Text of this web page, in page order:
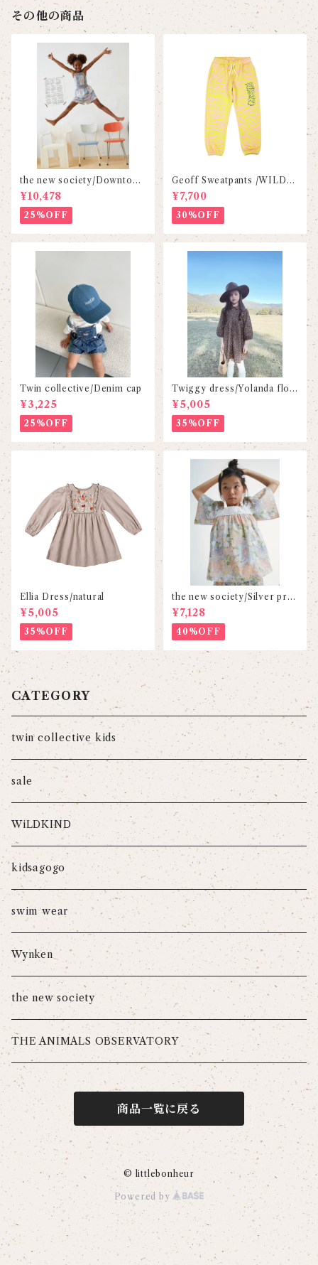
その他の商品
the new society/Downtown
Jumpsuit
¥10,478
25%OFF
Geoff Sweatpants /WILDK
IND
¥7,700
30%OFF
Twin collective/Denim cap
¥3,225
25%OFF
Twiggy dress/Yolanda flor
al
¥5,005
35%OFF
Ellia Dress/natural
¥5,005
35%OFF
the new society/Silver prin
t¥7,128
40%OFF
CATEGORY
twin collective kids
sale
WiLDKIND
kidsagogo
swim wear
Wynken
the new society
THE ANIMALS OBSERVATORY
商品一覧に戻る
© littlebonheur
Powered by